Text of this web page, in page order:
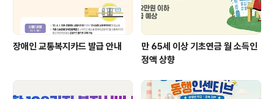
장애인 교통복지카드 발급 안내
만 65세 이상 기초연금 월 소득인
정액 상향